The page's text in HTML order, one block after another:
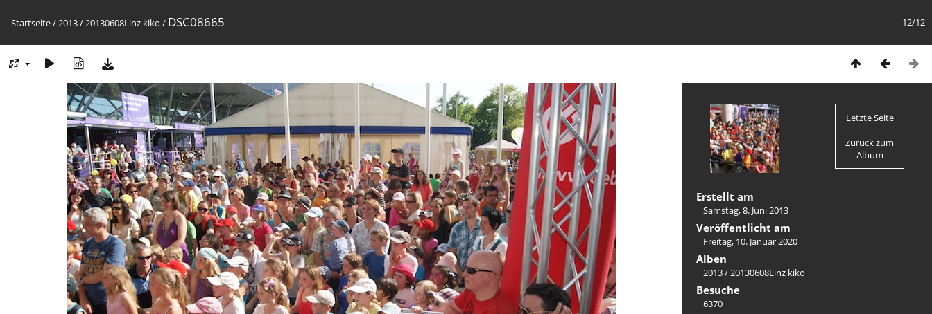
12/12
Startseite/2013/20130608Linz kiko / DSC08665
Letzte Seite
Zurück zum
Album
Erstellt am
Samstag, 8. Juni 2013
Veröffentlicht am
Freitag, 10. Januar 2020
Alben
2013/20130608Linz kiko
Besuche
6370